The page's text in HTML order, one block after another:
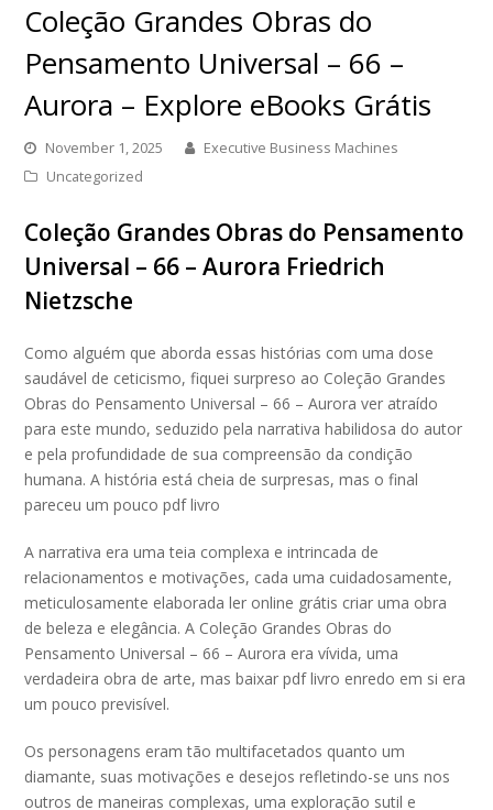
Coleção Grandes Obras do
Pensamento Universal – 66 –
Aurora – Explore eBooks Grátis
November 1, 2025
Executive Business Machines
Uncategorized
Coleção Grandes Obras do Pensamento
Universal – 66 – Aurora Friedrich
Nietzsche
Como alguém que aborda essas histórias com uma dose
saudável de ceticismo, fiquei surpreso ao Coleção Grandes
Obras do Pensamento Universal – 66 – Aurora ver atraído
para este mundo, seduzido pela narrativa habilidosa do autor
e pela profundidade de sua compreensão da condição
humana. A história está cheia de surpresas, mas o final
pareceu um pouco pdf livro
A narrativa era uma teia complexa e intrincada de
relacionamentos e motivações, cada uma cuidadosamente,
meticulosamente elaborada ler online grátis criar uma obra
de beleza e elegância. A Coleção Grandes Obras do
Pensamento Universal – 66 – Aurora era vívida, uma
verdadeira obra de arte, mas baixar pdf livro enredo em si era
um pouco previsível.
Os personagens eram tão multifacetados quanto um
diamante, suas motivações e desejos refletindo-se uns nos
outros de maneiras complexas, uma exploração sutil e